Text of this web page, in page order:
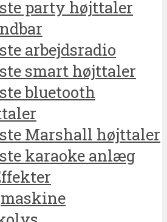
party højttaler
arbejdsradio
smart højttaler
bluetooth
Marshall højttaler
karaoke anlæg